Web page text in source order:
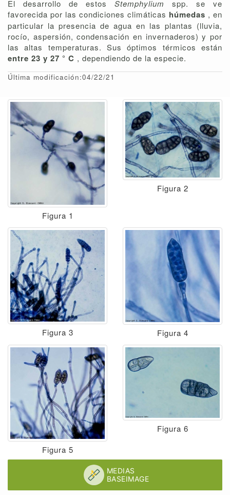
El desarrollo de estos Stemphylium spp. se ve
favorecida por las condiciones climáticas húmedas , en
particular la presencia de agua en las plantas (lluvia,
rocío, aspersión, condensación en invernaderos) y por
las altas temperaturas. Sus óptimos térmicos están
entre 23 y 27 ° C , dependiendo de la especie.
Última modificación:04/22/21
Figura 1
Figura 2
Figura 3 Figura 4
Figura 5
Figura 6